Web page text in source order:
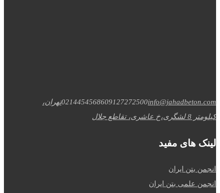
0214454568609127272500info@jahadbeton.com
تهران،
کیلومتر 8 لشگری،خ عاشری، تقاطع جلال
لینک های مفید
انجمن بتن ایران
انجمن علمی بتن ایران